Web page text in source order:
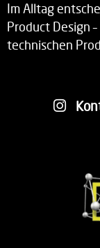
Im Alltag
Product Design
technischen